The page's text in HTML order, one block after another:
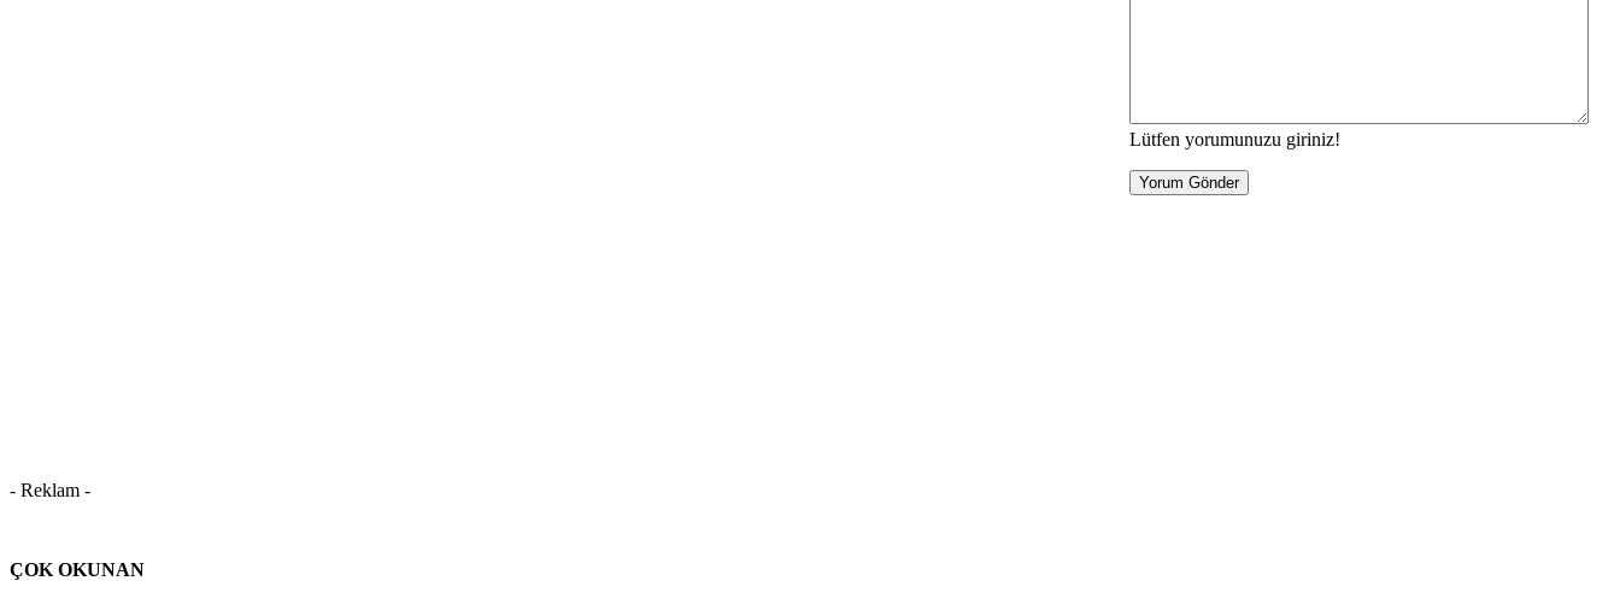
Lütfen yorumunuzu giriniz!
- Reklam -
ÇOK OKUNAN